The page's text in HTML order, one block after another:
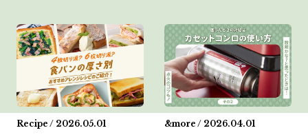
Recipe / 2026.05.01 &more / 2026.04.01